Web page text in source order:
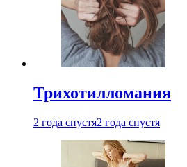
Трихотилломания
2 года спустя2 года спустя